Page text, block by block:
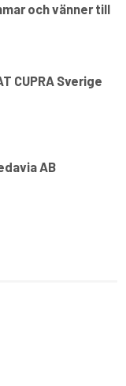
och vänner till
CUPRA Sverige
AB